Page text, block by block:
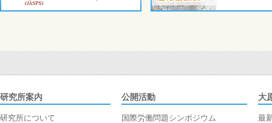
研究所案内
研究所について
公開活動
国際労働問題シンポジウム
大
最